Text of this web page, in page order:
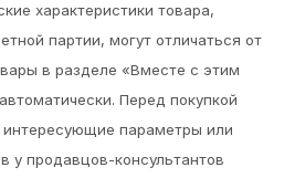
характеристики товара,
партии, могут отличаться от
в разделе «Вместе с этим
Перед покупкой
интересующие параметры или
у продавцов-консультантов